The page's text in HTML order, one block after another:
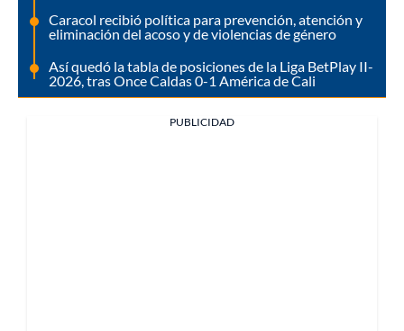
Caracol recibió política para prevención, atención y
eliminación del acoso y de violencias de género
Así quedó la tabla de posiciones de la Liga BetPlay II-
2026, tras Once Caldas 0-1 América de Cali
PUBLICIDAD